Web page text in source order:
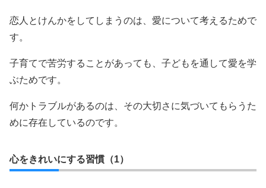
恋人とけんかをしてしまうのは、愛について考えるためで
す。
子育てで苦労することがあっても、子どもを通して愛を学
ぶためです。
何かトラブルがあるのは、その大切さに気づいてもらうた
めに存在しているのです。
心をきれいにする習慣（1）